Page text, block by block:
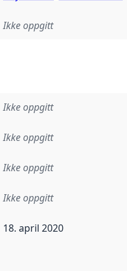
Ikke oppgitt
Ikke oppgitt
Ikke oppgitt
Ikke oppgitt
Ikke oppgitt
i dette datasettet
18. april 2020